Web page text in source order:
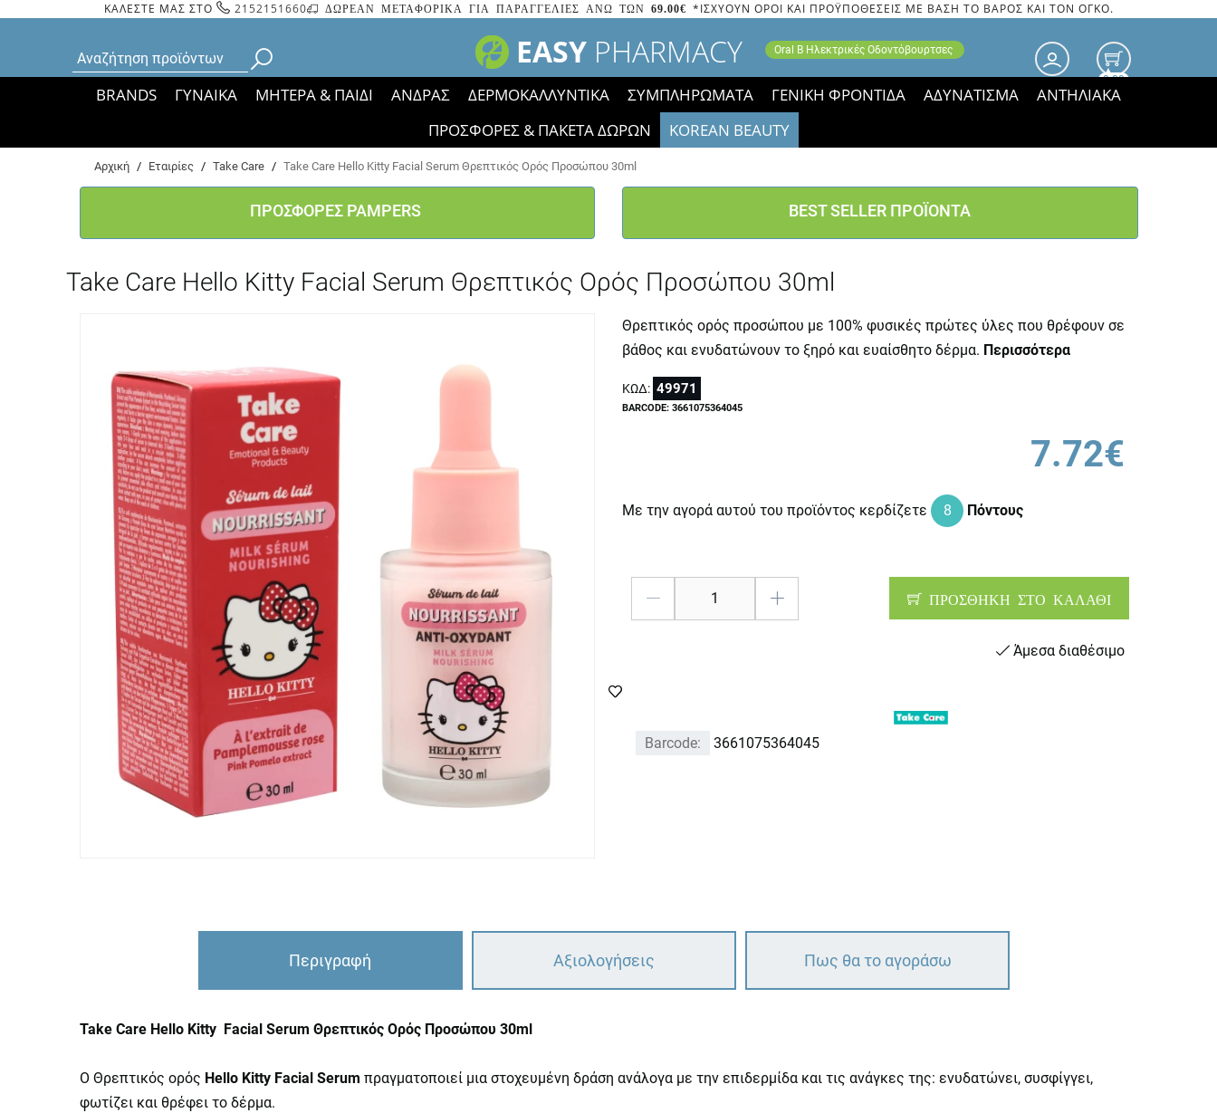
ΚΑΛΕΣΤΕ ΜΑΣ ΣΤΟ 2152151660 ΔΩΡΕΑΝ ΜΕΤΑΦΟΡΙΚΑ ΓΙΑ ΠΑΡΑΓΓΕΛΙΕΣ ΑΝΩ ΤΩΝ 69.00€ *ΙΣΧΥΟΥΝ ΟΡΟΙ ΚΑΙ ΠΡΟΫΠΟΘΕΣΕΙΣ ΜΕ ΒΑΣΗ ΤΟ ΒΑΡΟΣ ΚΑΙ ΤΟΝ ΟΓΚΟ.
EASY PHARMACY Oral B Ηλεκτρικές Οδοντόβουρτσες
0.00
BRANDS ΓΥΝΑΙΚΑ ΜΗΤΕΡΑ & ΠΑΙΔΙ ΑΝΔΡΑΣ ΔΕΡΜΟΚΑΛΛΥΝΤΙΚΑ ΣΥΜΠΛΗΡΩΜΑΤΑ ΓΕΝΙΚΗ ΦΡΟΝΤΙΔΑ ΑΔΥΝΑΤΙΣΜΑ
ΑΝΤΗΛΙΑΚΑ
ΠΡΟΣΦΟΡΕΣ & ΠΑΚΕΤΑ ΔΩΡΩΝ
KOREAN BEAUTY
Bάσει ΦΕΚ 35935/2023 τα εικονίδια των εκπτώσεων έφυγαν, οι χαμηλές μας τιμές ΠΑΡΑΜΕΝΟΥΝ!
Αρχική / Εταιρίες / Take Care / Take Care Hello Kitty Facial Serum Θρεπτικός Ορός Προσώπου 30ml
ΠΡΟΣΦΟΡΕΣ PAMPERS BEST SELLER ΠΡΟΪΟΝΤΑ
Take Care Hello Kitty Facial Serum Θρεπτικός Ορός Προσώπου 30ml
Θρεπτικός ορός προσώπου με 100% φυσικές πρώτες ύλες που θρέφουν σε
βάθος και ενυδατώνουν το ξηρό και ευαίσθητο δέρμα. Περισσότερα
ΚΩΔ: 49971
BARCODE: 3661075364045
7.72€
Με την αγορά αυτού του προϊόντος κερδίζετε 8 Πόντους
ΠΡΟΣΘΗΚΗ ΣΤΟ ΚΑΛΑΘΙ
Άμεσα διαθέσιμο
Barcode: 3661075364045
Περιγραφή Αξιολογήσεις Πως θα το αγοράσω
Take Care Hello Kitty Facial Serum Θρεπτικός Ορός Προσώπου 30ml
Ο Θρεπτικός ορός Hello Kitty Facial Serum πραγματοποιεί μια στοχευμένη δράση ανάλογα με την επιδερμίδα και τις ανάγκες της: ενυδατώνει, συσφίγγει,
φωτίζει και θρέφει το δέρμα.